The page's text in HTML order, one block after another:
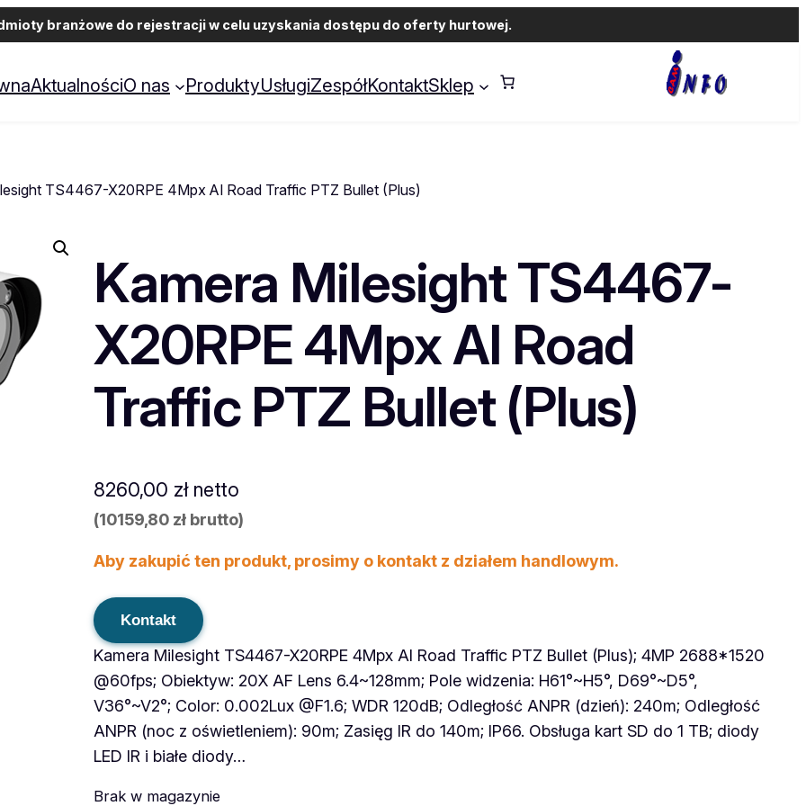
branżowe do rejestracji w celu uzyskania dostępu do oferty hurtowej.
AktualnościO nas ProduktyUsługiZespółKontaktSklep
TS4467-X20RPE 4Mpx AI Road Traffic PTZ Bullet (Plus)
Kamera Milesight TS4467-
X20RPE 4Mpx AI Road
Traffic PTZ Bullet (Plus)
8260,00 złnetto
(10159,80 zł brutto)
Aby zakupić ten produkt, prosimy o kontakt z działem handlowym.
Kontakt
Kamera Milesight TS4467-X20RPE 4Mpx AI Road Traffic PTZ Bullet (Plus); 4MP 2688*1520
@60fps; Obiektyw: 20X AF Lens 6.4~128mm; Pole widzenia: H61°~H5°, D69°~D5°,
V36°~V2°; Color: 0.002Lux @F1.6; WDR 120dB; Odległość ANPR (dzień): 240m; Odległość
ANPR (noc z oświetleniem): 90m; Zasięg IR do 140m; IP66. Obsługa kart SD do 1 TB; diody
LED IR i białe diody…
Brak w magazynie